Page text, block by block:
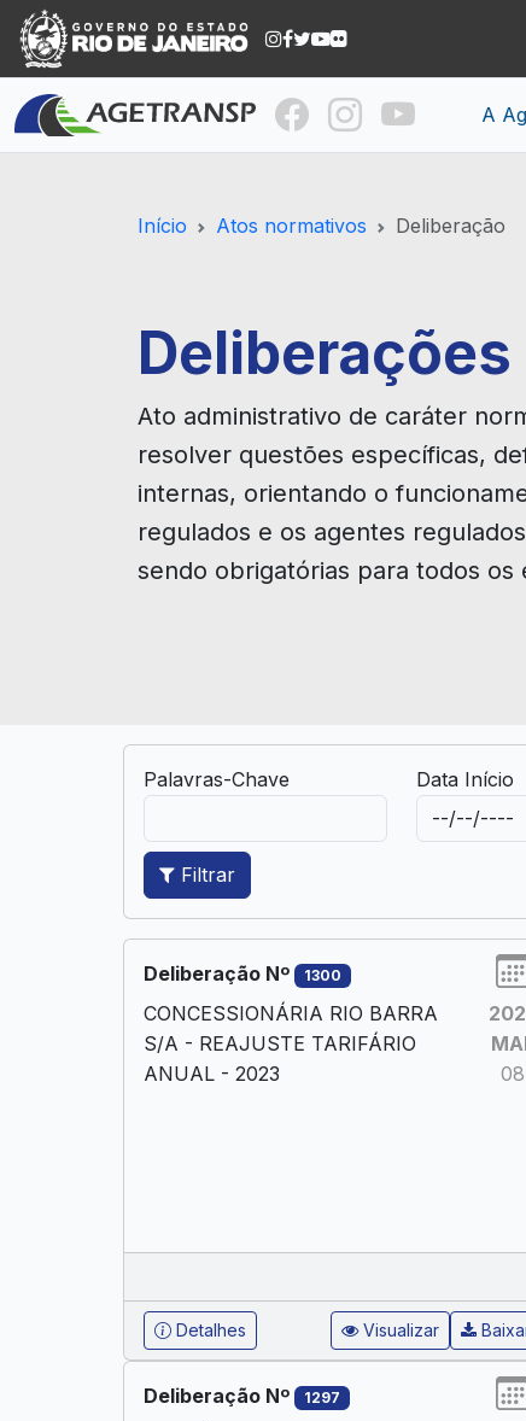
A
Início Atos normativos Deliberação
Deliberações
Ato administrativo de caráter
resolver questões específicas,
internas, orientando o
regulados e os agentes
sendo obrigatórias para todos os
Palavras-Chave Data Início
Filtrar
Deliberação Nº 1300
CONCESSIONÁRIA RIO BARRA
S/A - REAJUSTE TARIFÁRIO
ANUAL - 2023
08
Detalhes Visualizar
Deliberação Nº 1297